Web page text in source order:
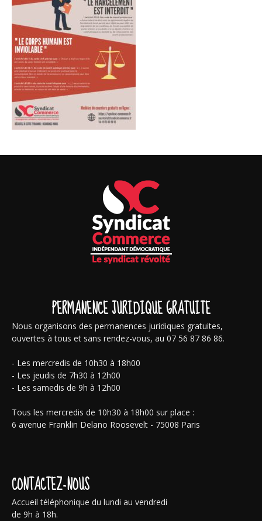
PERMANENCE JURIDIQUE GRATUITE
Nous organisons des permanences juridiques gratuites,
ouvertes à tous et sans rendez-vous, au 07 56 87 86 86.
- Les mercredis de 10h30 à 18h00
- Les jeudis de 7h30 à 12h00
- Les samedis de 9h à 12h00
Tous les mercredis de 10h30 à 18h00 sur place :
6 avenue Franklin Delano Roosevelt - 75008 Paris
CONTACTEZ-NOUS
Accueil téléphonique du lundi au vendredi
de 9h à 18h.